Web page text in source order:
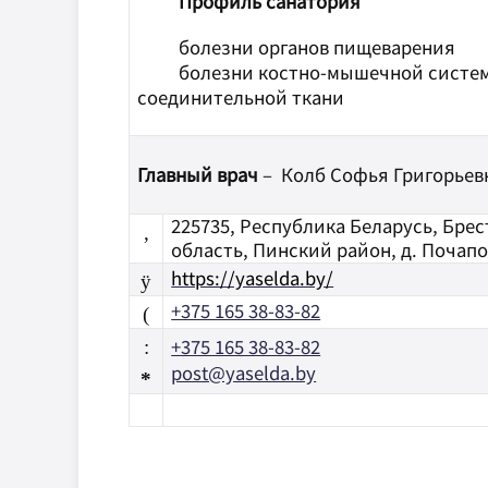
болезни органов пищеварения
болезни костно-мышечной
соединительной ткани
Главный врач – Колб Софья
,
225735, Республика Беларусь,
область, Пинский район, д.
ÿ https://yaselda.by/
( +375 165 38-83-82
:
*
+375 165 38-83-82
post@yaselda.by